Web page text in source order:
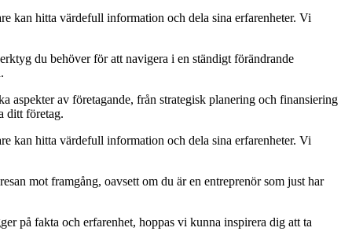
kan hitta värdefull information och dela sina erfarenheter. Vi
du behöver för att navigera i en ständigt förändrande
aspekter av företagande, från strategisk planering och finansiering
ditt företag.
kan hitta värdefull information och dela sina erfarenheter. Vi
mot framgång, oavsett om du är en entreprenör som just har
på fakta och erfarenhet, hoppas vi kunna inspirera dig att ta